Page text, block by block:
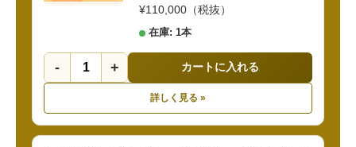
¥110,000（税抜）
在庫: 1本
- + カートに入れる
詳しく見る »